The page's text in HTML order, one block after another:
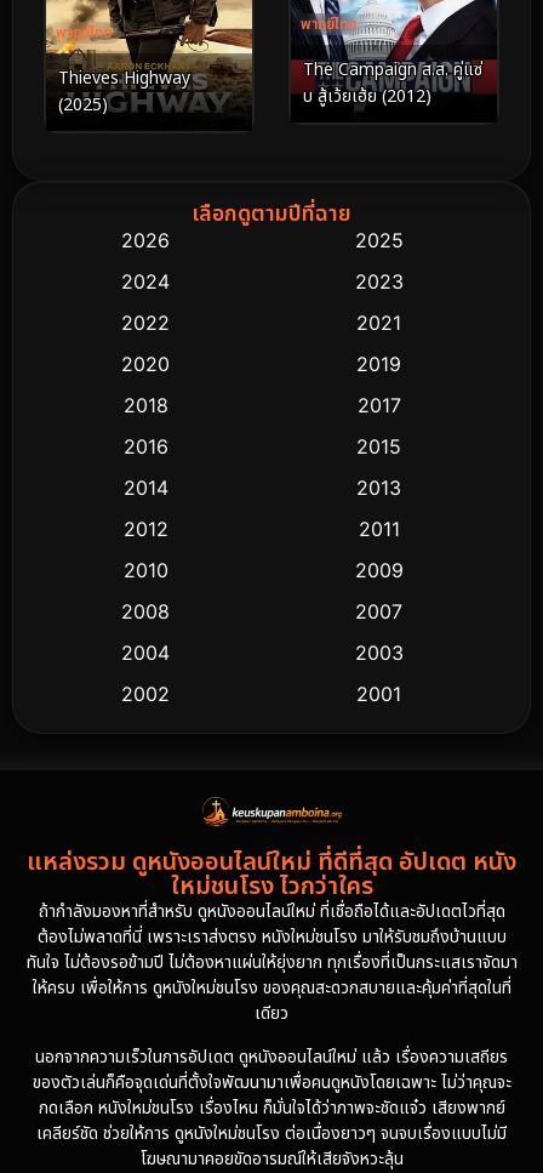
พากย์ไทย
Thieves Highway
(2025)
พากย์ไทย
The Campaign ส.ส. คู่แซ่
บ สู้เว้ยเฮ้ย (2012)
เลือกดูตามปีที่ฉาย
2026
2025
2024
2023
2022
2021
2020
2019
2018
2017
2016
2015
2014
2013
2012
2011
2010
2009
2008
2007
2004
2003
2002
2001
2000
1997
1986
1985
1981
1978
1974
แหล่งรวม ดูหนังออนไลน์ใหม่ ที่ดีที่สุด อัปเดต หนัง
ใหม่ชนโรง ไวกว่าใคร
ถ้ากำลังมองหาที่สำหรับ ดูหนังออนไลน์ใหม่ ที่เชื่อถือได้และอัปเดตไวที่สุด
ต้องไม่พลาดที่นี่ เพราะเราส่งตรง หนังใหม่ชนโรง มาให้รับชมถึงบ้านแบบ
ทันใจ ไม่ต้องรอข้ามปี ไม่ต้องหาแผ่นให้ยุ่งยาก ทุกเรื่องที่เป็นกระแสเราจัดมา
ให้ครบ เพื่อให้การ ดูหนังใหม่ชนโรง ของคุณสะดวกสบายและคุ้มค่าที่สุดในที่
เดียว
นอกจากความเร็วในการอัปเดต ดูหนังออนไลน์ใหม่ แล้ว เรื่องความเสถียร
ของตัวเล่นก็คือจุดเด่นที่ตั้งใจพัฒนามาเพื่อคนดูหนังโดยเฉพาะ ไม่ว่าคุณจะ
กดเลือก หนังใหม่ชนโรง เรื่องไหน ก็มั่นใจได้ว่าภาพจะชัดแจ๋ว เสียงพากย์
เคลียร์ชัด ช่วยให้การ ดูหนังใหม่ชนโรง ต่อเนื่องยาวๆ จนจบเรื่องแบบไม่มี
โฆษณามาคอยขัดอารมณ์ให้เสียจังหวะลุ้น